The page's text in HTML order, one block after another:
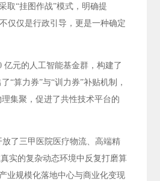
取“挂图作战”模式，明确提
仅仅是行政引导，更是一种确定
元的人工智能基金群，构建了
“算力券”与“训力券”补贴机制，
集聚，促进了共性技术平台的
了三甲医院医疗物流、高端精
实的复杂动态环境中反复打磨算
业规模化落地中心与商业化变现